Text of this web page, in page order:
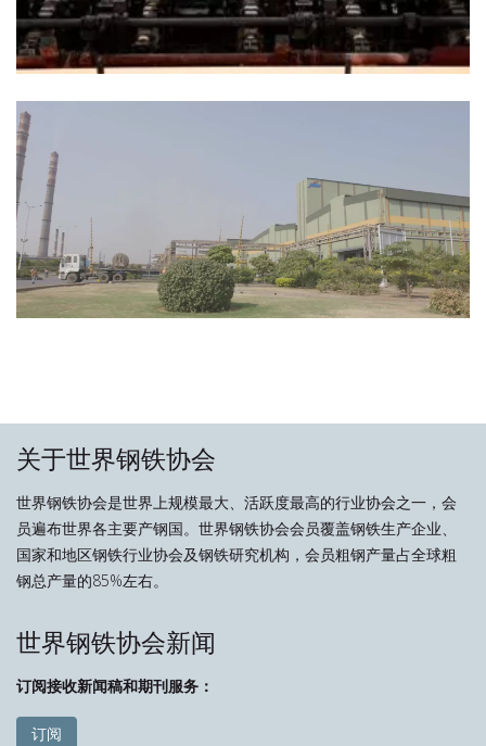
关于世界钢铁协会
世界钢铁协会是世界上规模最大、活跃度最高的行业协会之一，会
员遍布世界各主要产钢国。世界钢铁协会会员覆盖钢铁生产企业、
国家和地区钢铁行业协会及钢铁研究机构，会员粗钢产量占全球粗
钢总产量的85%左右。
世界钢铁协会新闻
订阅接收新闻稿和期刊服务：
订阅